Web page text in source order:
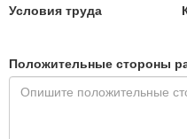
Условия труда
Положительные стороны